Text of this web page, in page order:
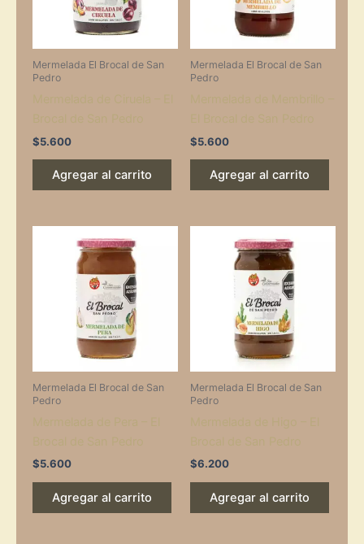
Mermelada El Brocal de San
Pedro
$5.600
Agregar al carrito
Mermelada El Brocal de San
Pedro
$5.600
Agregar al carrito
Mermelada El Brocal de San
Pedro
$5.600
Agregar al carrito
Mermelada El Brocal de San
Pedro
$6.200
Agregar al carrito